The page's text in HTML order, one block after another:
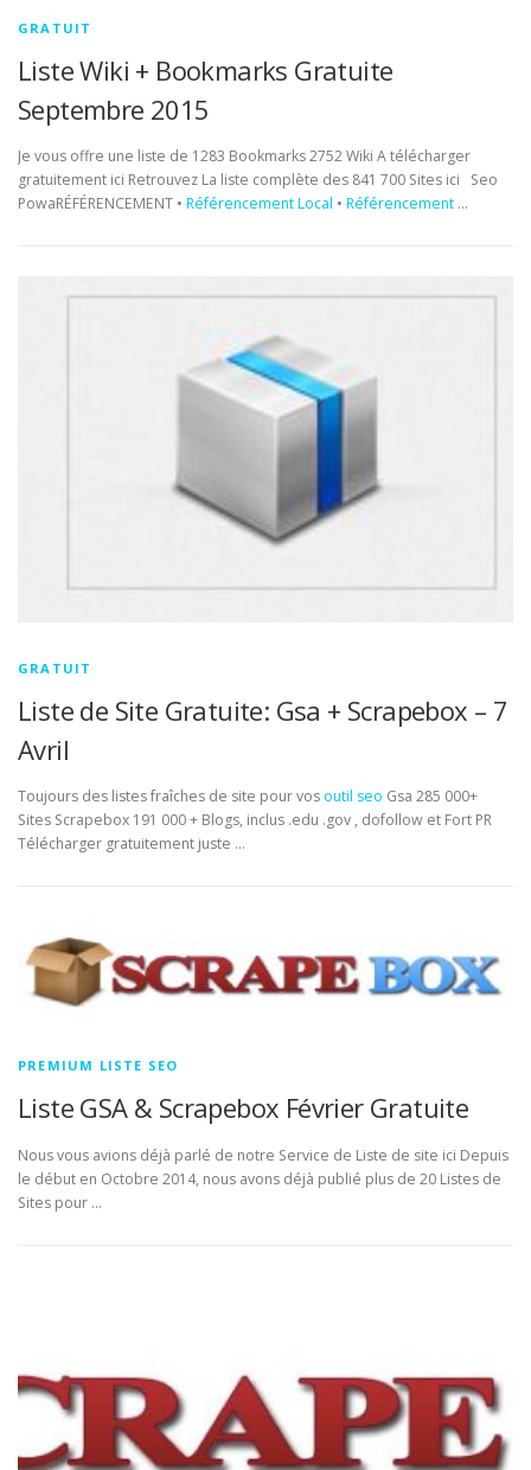
GRATUIT
Liste Wiki + Bookmarks Gratuite
Septembre 2015
Je vous offre une liste de 1283 Bookmarks 2752 Wiki A télécharger
gratuitement ici Retrouvez La liste complète des 841 700 Sites ici Seo
PowaRÉFÉRENCEMENT • Référencement Local • Référencement …
GRATUIT
Liste de Site Gratuite: Gsa + Scrapebox – 7
Avril
Toujours des listes fraîches de site pour vos outil seo Gsa 285 000+
Sites Scrapebox 191 000 + Blogs, inclus .edu .gov , dofollow et Fort PR
Télécharger gratuitement juste …
PREMIUM LISTE SEO
Liste GSA & Scrapebox Février Gratuite
Nous vous avions déjà parlé de notre Service de Liste de site ici Depuis
le début en Octobre 2014, nous avons déjà publié plus de 20 Listes de
Sites pour …